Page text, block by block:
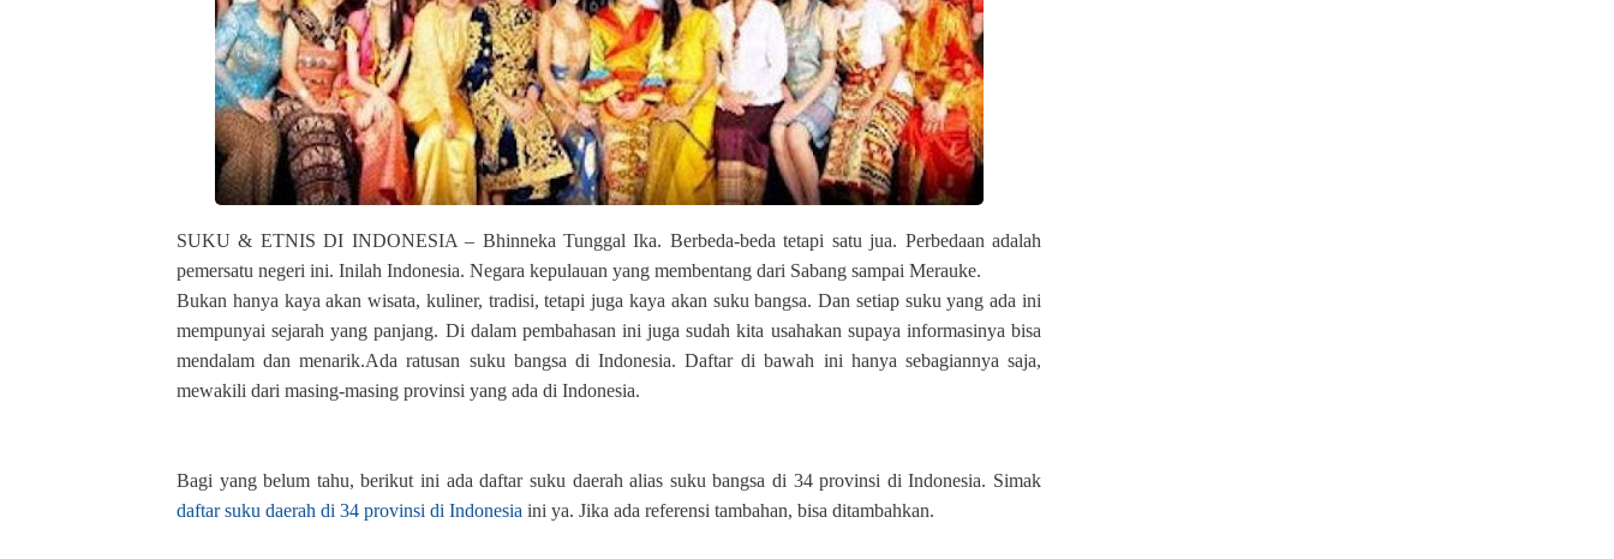
SUKU & ETNIS DI INDONESIA – Bhinneka Tunggal Ika. Berbeda-beda tetapi satu jua. Perbedaan adalah
pemersatu negeri ini. Inilah Indonesia. Negara kepulauan yang membentang dari Sabang sampai Merauke.
Bukan hanya kaya akan wisata, kuliner, tradisi, tetapi juga kaya akan suku bangsa. Dan setiap suku yang ada ini
mempunyai sejarah yang panjang. Di dalam pembahasan ini juga sudah kita usahakan supaya informasinya bisa
mendalam dan menarik.Ada ratusan suku bangsa di Indonesia. Daftar di bawah ini hanya sebagiannya saja,
mewakili dari masing-masing provinsi yang ada di Indonesia.
Bagi yang belum tahu, berikut ini ada daftar suku daerah alias suku bangsa di 34 provinsi di Indonesia. Simak
daftar suku daerah di 34 provinsi di Indonesia ini ya. Jika ada referensi tambahan, bisa ditambahkan.